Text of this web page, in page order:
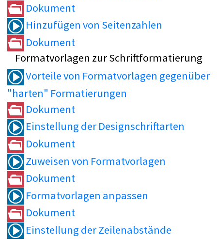
Dokument
Hinzufügen von Seitenzahlen
Dokument
Formatvorlagen zur Schriftformatierung
Vorteile von Formatvorlagen gegenüber
"harten" Formatierungen
Dokument
Einstellung der Designschriftarten
Dokument
Zuweisen von Formatvorlagen
Dokument
Formatvorlagen anpassen
Dokument
Einstellung der Zeilenabstände